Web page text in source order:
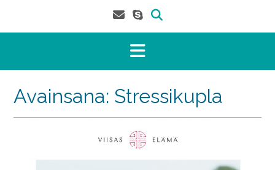
Avainsana: Stressikupla